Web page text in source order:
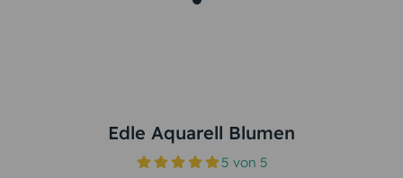
Edle Aquarell Blumen
5 von 5